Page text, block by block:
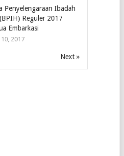
Penyelengaraan Ibadah
Reguler 2017
Embarkasi
2017
Next »